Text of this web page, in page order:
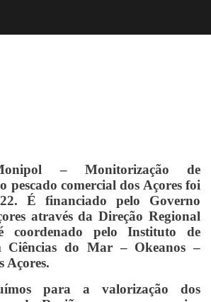
– Monitorização de
pescado comercial dos Açores foi
É financiado pelo Governo
através da Direção Regional
coordenado pelo Instituto de
Ciências do Mar – Okeanos –
Açores.
para a valorização dos